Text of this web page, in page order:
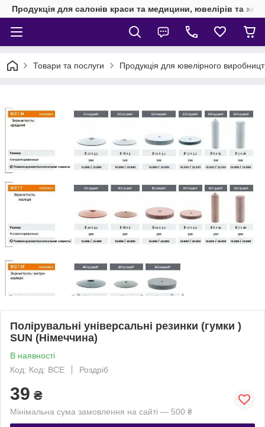
Продукція для салонів краси та медицини, ювелірів та
Товари та послуги Продукція для ювелірного
Полірувальні універсальні резинки (гумки )
SUN (Німеччина)
В наявності
Код: Код: BCE
Роздріб
39 ₴
Мінімальна сума замовлення на сайті — 500 ₴